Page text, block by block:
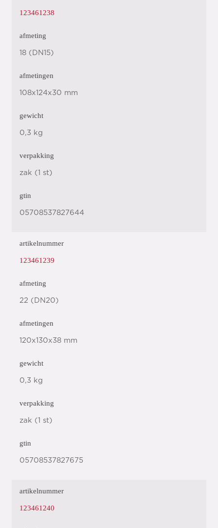
123461238
afmeting
18 (DN15)
afmetingen
108x124x30 mm
gewicht
0,3 kg
verpakking
zak (1 st)
gtin
05708537827644
artikelnummer
123461239
afmeting
22 (DN20)
afmetingen
120x130x38 mm
gewicht
0,3 kg
verpakking
zak (1 st)
gtin
05708537827675
artikelnummer
123461240